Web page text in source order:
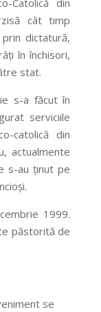
Catolică din
cât timp
dictatură,
în închisori,
stat.
s-a făcut în
serviciile
catolică din
actualmente
s-au ţinut pe
1999.
păstorită de
se